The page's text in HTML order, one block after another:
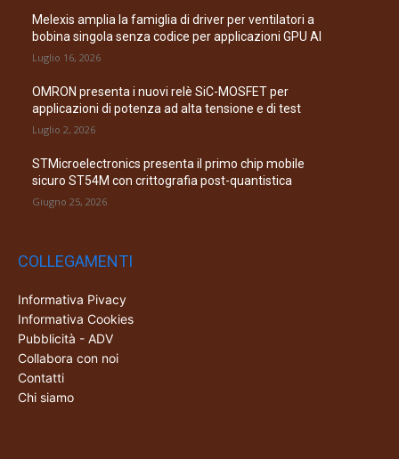
Melexis amplia la famiglia di driver per ventilatori a
bobina singola senza codice per applicazioni GPU AI
Luglio 16, 2026
OMRON presenta i nuovi relè SiC-MOSFET per
applicazioni di potenza ad alta tensione e di test
Luglio 2, 2026
STMicroelectronics presenta il primo chip mobile
sicuro ST54M con crittografia post-quantistica
Giugno 25, 2026
COLLEGAMENTI
Informativa Pivacy
Informativa Cookies
Pubblicità - ADV
Collabora con noi
Contatti
Chi siamo